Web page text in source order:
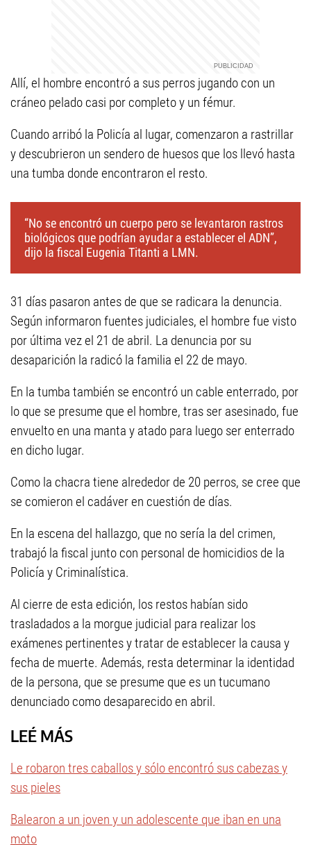
Allí, el hombre encontró a sus perros jugando con un
cráneo pelado casi por completo y un fémur.
Cuando arribó la Policía al lugar, comenzaron a rastrillar
y descubrieron un sendero de huesos que los llevó hasta
una tumba donde encontraron el resto.
“No se encontró un cuerpo pero se levantaron rastros
biológicos que podrían ayudar a establecer el ADN”,
dijo la fiscal Eugenia Titanti a LMN.
31 días pasaron antes de que se radicara la denuncia.
Según informaron fuentes judiciales, el hombre fue visto
por última vez el 21 de abril. La denuncia por su
desaparición la radicó la familia el 22 de mayo.
En la tumba también se encontró un cable enterrado, por
lo que se presume que el hombre, tras ser asesinado, fue
envuelto en una manta y atado para luego ser enterrado
en dicho lugar.
Como la chacra tiene alrededor de 20 perros, se cree que
se comieron el cadáver en cuestión de días.
En la escena del hallazgo, que no sería la del crimen,
trabajó la fiscal junto con personal de homicidios de la
Policía y Criminalística.
Al cierre de esta edición, los restos habían sido
trasladados a la morgue judicial para realizar los
exámenes pertinentes y tratar de establecer la causa y
fecha de muerte. Además, resta determinar la identidad
de la persona, que se presume que es un tucumano
denunciado como desaparecido en abril.
LEÉ MÁS
Le robaron tres caballos y sólo encontró sus cabezas y
sus pieles
Balearon a un joven y un adolescente que iban en una
moto